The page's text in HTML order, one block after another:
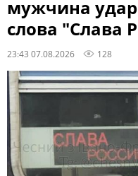
мужчина
слова "Слава
23:43 07.08.2026 128